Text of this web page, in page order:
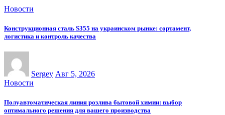
Новости
Конструкционная сталь S355 на украинском рынке: сортамент,
логистика и контроль качества
Sergey Авг 5, 2026
Новости
Полуавтоматическая линия розлива бытовой химии: выбор
оптимального решения для вашего производства